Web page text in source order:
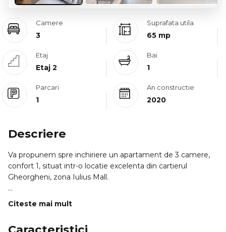
Camere
3
Suprafata utila
65 mp
Etaj
Etaj 2
Bai
1
Parcari
1
An constructie
2020
Descriere
Va propunem spre inchiriere un apartament de 3 camere,
confort 1, situat intr-o locatie excelenta din cartierul
Gheorgheni, zona Iulius Mall.
PROFILUL CHIRIASULUI IDEAL:
Citeste mai mult